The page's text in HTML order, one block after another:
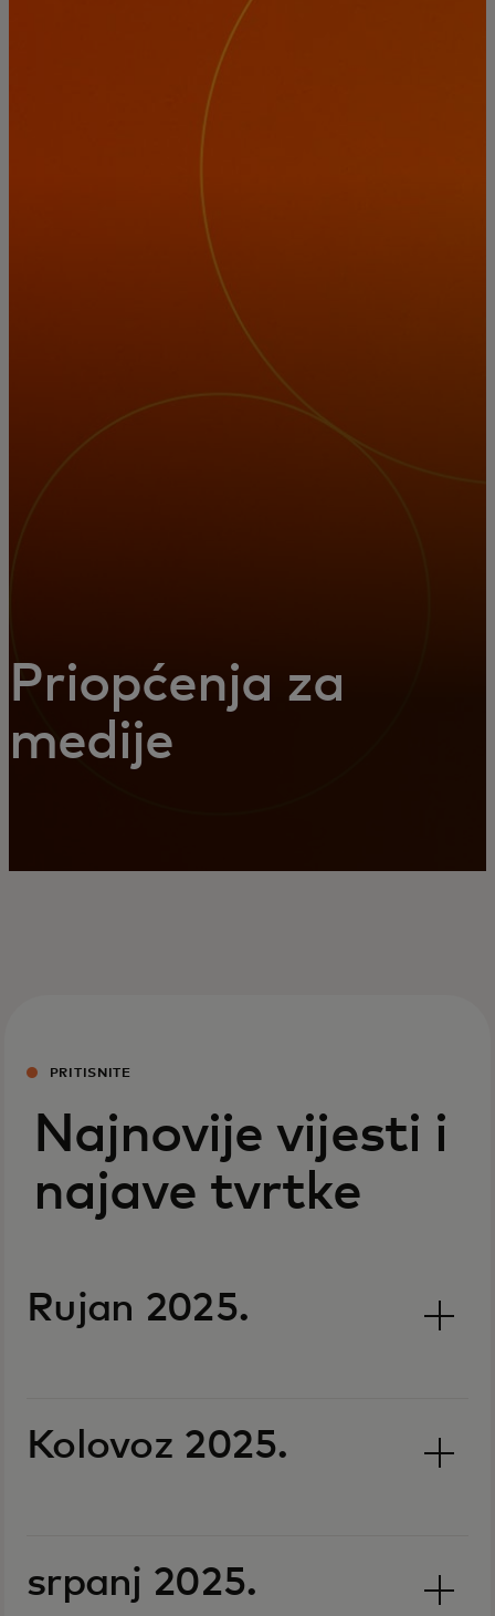
Za poslovanje
Novosti i trendovi
Priopćenja za
medije
PRITISNITE
Najnovije vijesti i
najave tvrtke
Rujan 2025.
Kolovoz 2025.
srpanj 2025.